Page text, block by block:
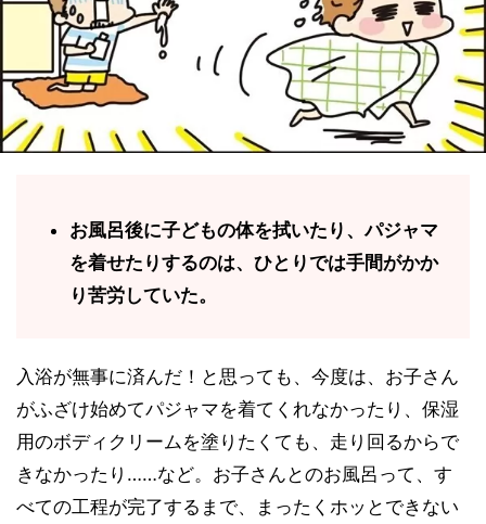
お風呂後に子どもの体を拭いたり、パジャマ
を着せたりするのは、ひとりでは手間がかか
り苦労していた。
入浴が無事に済んだ！と思っても、今度は、お子さん
がふざけ始めてパジャマを着てくれなかったり、保湿
用のボディクリームを塗りたくても、走り回るからで
きなかったり……など。お子さんとのお風呂って、す
べての工程が完了するまで、まったくホッとできない